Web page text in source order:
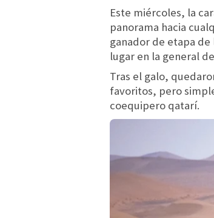
Este miércoles, la
panorama hacia
ganador de etapa
lugar en la general
Tras el galo,
favoritos, pero
coequipero qatarí.